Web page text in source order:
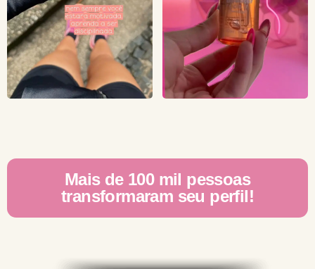
Mais de 100 mil pessoas
transformaram seu perfil!